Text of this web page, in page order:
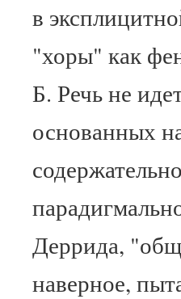
в
"хоры" как
Б. Речь не
основанных
Деррида,
наверное,